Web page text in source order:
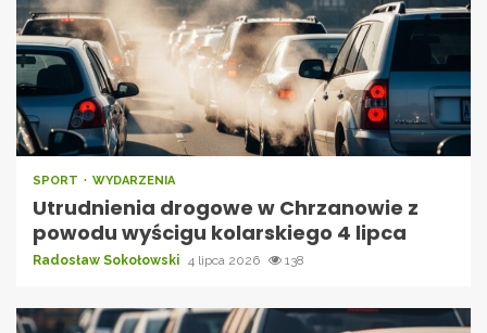
SPORT WYDARZENIA
Utrudnienia drogowe w Chrzanowie z
powodu wyścigu kolarskiego 4 lipca
Radosław Sokołowski 4 lipca 2026 138